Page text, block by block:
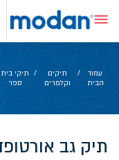
content
עמוד
הבית
/
תיקים
וקלמרים
/ תיקי בית
ספר